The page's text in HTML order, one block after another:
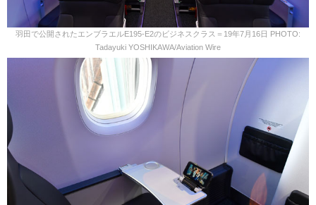
羽田で公開されたエンブラエルE195-E2のビジネスクラス＝19年7月16日 PHOTO:
Tadayuki YOSHIKAWA/Aviation Wire